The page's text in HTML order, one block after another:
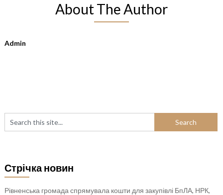
About The Author
Admin
Стрічка новин
Рівненська громада спрямувала кошти для закупівлі БпЛА, НРК,